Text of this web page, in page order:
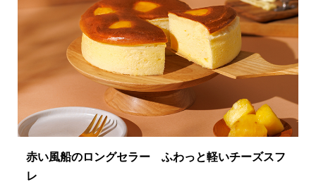
赤い風船のロングセラー ふわっと軽いチーズスフ
レ